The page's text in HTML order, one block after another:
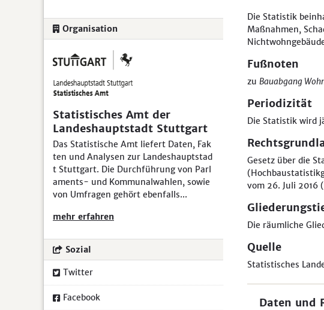
Organisation
Statistisches Amt der
Landeshauptstadt Stuttgart
Das Statistische Amt liefert Daten, Fak
ten und Analysen zur Landeshauptstad
t Stuttgart. Die Durchführung von Parl
aments- und Kommunalwahlen, sowie
von Umfragen gehört ebenfalls...
mehr erfahren
Sozial
Twitter
Facebook
Die Statistik
Maßnahmen,
Fußnoten
zu Bauabgang
Periodizität
Die Statistik wird
Gesetz über die
vom 26. Juli 2016
Die räumliche
Quelle
Statistisches
Daten und